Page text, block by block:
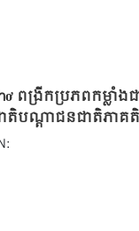
ពង្រីកប្រភពកម្លាំ
តិបណ្ដាជនជាតិភាគ